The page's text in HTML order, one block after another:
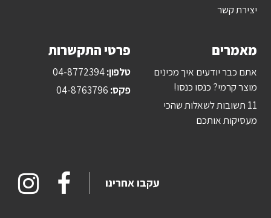
יצירת קשר
מאמרים
אתם כבר יודעים איך מכינים
מוצר קרמי? כנסו כנסו!
11 תשובות לשאלות שהכי
מעסיקות אותכם
פרטי התקשרות
טלפון:04-8772394
פקס:
עקבו אחרינו